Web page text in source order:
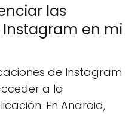
las
en mi
de Instagram
a la
En Android,